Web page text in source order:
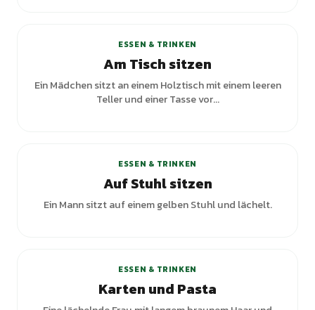
ESSEN & TRINKEN
Am Tisch sitzen
Ein Mädchen sitzt an einem Holztisch mit einem leeren
Teller und einer Tasse vor...
ESSEN & TRINKEN
Auf Stuhl sitzen
Ein Mann sitzt auf einem gelben Stuhl und lächelt.
ESSEN & TRINKEN
Karten und Pasta